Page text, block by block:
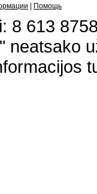
Помощь
8 613
neatsako